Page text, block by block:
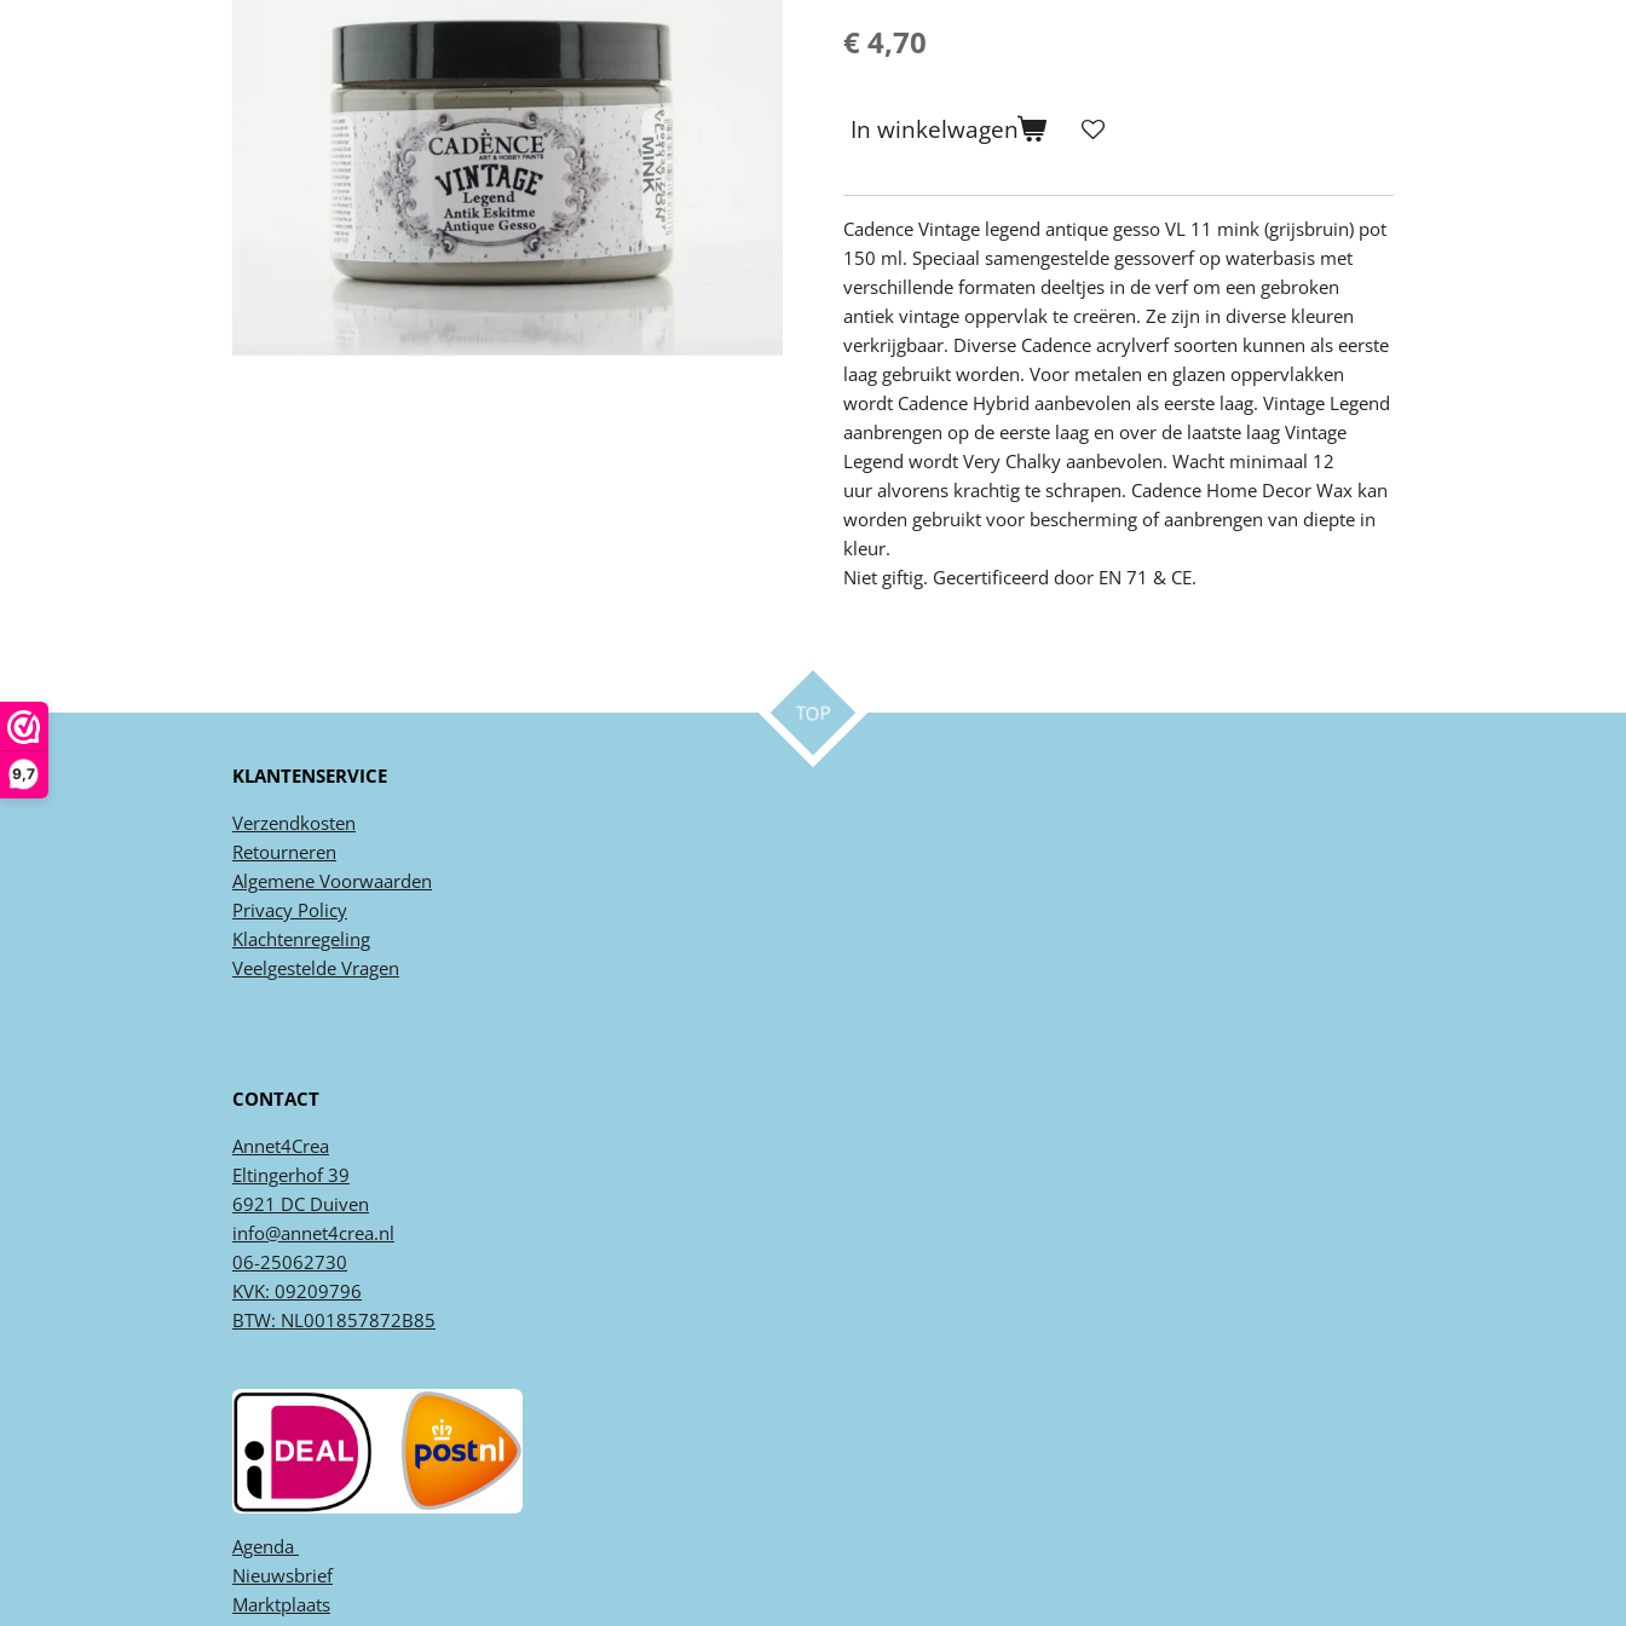
9,7
€ 4,70
In winkelwagen
Cadence Vintage legend antique gesso VL 11 mink (grijsbruin) pot
150 ml. Speciaal samengestelde gessoverf op waterbasis met
verschillende formaten deeltjes in de verf om een gebroken
antiek vintage oppervlak te creëren. Ze zijn in diverse kleuren
verkrijgbaar. Diverse Cadence acrylverf soorten kunnen als eerste
laag gebruikt worden. Voor metalen en glazen oppervlakken
wordt Cadence Hybrid aanbevolen als eerste laag. Vintage Legend
aanbrengen op de eerste laag en over de laatste laag Vintage
Legend wordt Very Chalky aanbevolen. Wacht minimaal 12
uur alvorens krachtig te schrapen. Cadence Home Decor Wax kan
worden gebruikt voor bescherming of aanbrengen van diepte in
kleur.
Niet giftig. Gecertificeerd door EN 71 & CE.
TOP
KLANTENSERVICE
Verzendkosten
Retourneren
Algemene Voorwaarden
Privacy Policy
Klachtenregeling
Veelgestelde Vragen
CONTACT
Annet4Crea
Eltingerhof 39
6921 DC Duiven
info@annet4crea.nl
06-25062730
KVK: 09209796
BTW: NL001857872B85
Agenda ​
Nieuwsbrief
Marktplaats